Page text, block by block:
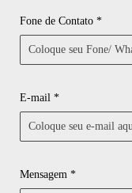
Fone de Contato *
E-mail *
Mensagem *